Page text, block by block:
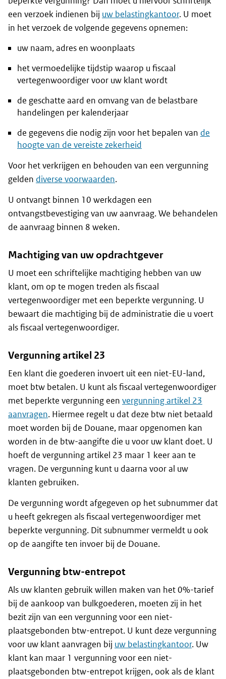
een verzoek indienen bij uw belastingkantoor. U moet
in het verzoek de volgende gegevens opnemen:
uw naam, adres en woonplaats
het vermoedelijke tijdstip waarop u fiscaal
vertegenwoordiger voor uw klant wordt
de geschatte aard en omvang van de belastbare
handelingen per kalenderjaar
de gegevens die nodig zijn voor het bepalen van de
hoogte van de vereiste zekerheid
Voor het verkrijgen en behouden van een vergunning
gelden diverse voorwaarden.
U ontvangt binnen 10 werkdagen een
ontvangstbevestiging van uw aanvraag. We behandelen
de aanvraag binnen 8 weken.
Machtiging van uw opdrachtgever
U moet een schriftelijke machtiging hebben van uw
klant, om op te mogen treden als fiscaal
vertegenwoordiger met een beperkte vergunning. U
bewaart die machtiging bij de administratie die u voert
als fiscaal vertegenwoordiger.
Vergunning artikel 23
Een klant die goederen invoert uit een niet-EU-land,
moet btw betalen. U kunt als fiscaal vertegenwoordiger
met beperkte vergunning een vergunning artikel 23
aanvragen. Hiermee regelt u dat deze btw niet betaald
moet worden bij de Douane, maar opgenomen kan
worden in de btw-aangifte die u voor uw klant doet. U
hoeft de vergunning artikel 23 maar 1 keer aan te
vragen. De vergunning kunt u daarna voor al uw
klanten gebruiken.
De vergunning wordt afgegeven op het subnummer dat
u heeft gekregen als fiscaal vertegenwoordiger met
beperkte vergunning. Dit subnummer vermeldt u ook
op de aangifte ten invoer bij de Douane.
Vergunning btw-entrepot
Als uw klanten gebruik willen maken van het 0%-tarief
bij de aankoop van bulkgoederen, moeten zij in het
bezit zijn van een vergunning voor een niet-
plaatsgebonden btw-entrepot. U kunt deze vergunning
voor uw klant aanvragen bij uw belastingkantoor. Uw
klant kan maar 1 vergunning voor een niet-
plaatsgebonden btw-entrepot krijgen, ook als de klant